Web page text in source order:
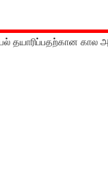
தயாரிப்பதற்கான கால